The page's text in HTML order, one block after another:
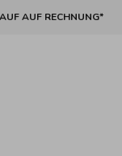
AUF RECHNUNG*